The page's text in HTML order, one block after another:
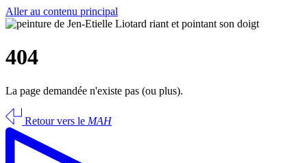
Aller au contenu principal
404
La page demandée n'existe pas (ou plus).
Retour vers le MAH